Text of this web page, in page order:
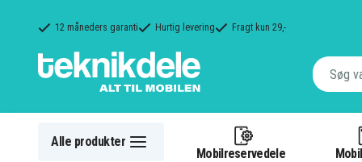
12 måneders garanti Hurtig levering Fragt kun 29,-
Alle produkter
Mobilreservedele